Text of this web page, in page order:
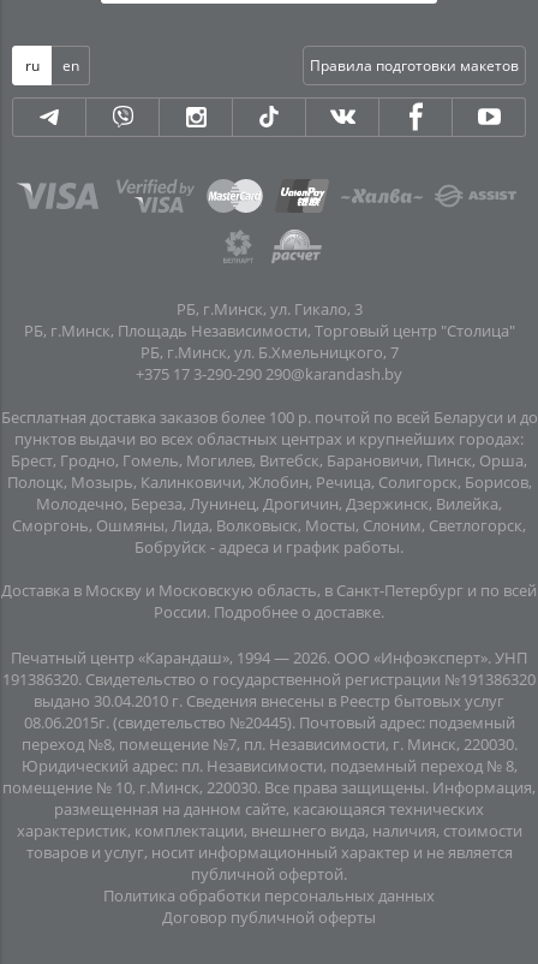
ru en Правила подготовки макетов
РБ, г.Минск, ул. Гикало, 3
РБ, г.Минск, Площадь Независимости, Торговый центр "Столица"
РБ, г.Минск, ул. Б.Хмельницкого, 7
+375 17 3-290-290 290@karandash.by
Бесплатная доставка заказов более 100 р. почтой по всей Беларуси и до
пунктов выдачи во всех областных центрах и крупнейших городах:
Брест, Гродно, Гомель, Могилев, Витебск, Барановичи, Пинск, Орша,
Полоцк, Мозырь, Калинковичи, Жлобин, Речица, Солигорск, Борисов,
Молодечно, Береза, Лунинец, Дрогичин, Дзержинск, Вилейка,
Сморгонь, Ошмяны, Лида, Волковыск, Мосты, Слоним, Светлогорск,
Бобруйск - адреса и график работы.
Доставка в Москву и Московскую область, в Санкт-Петербург и по всей
Росcии. Подробнее о доставке.
Печатный центр «Карандаш», 1994 — 2026. ООО «Инфоэксперт». УНП
191386320. Свидетельство о государственной регистрации №191386320
выдано 30.04.2010 г. Сведения внесены в Реестр бытовых услуг
08.06.2015г. (свидетельство №20445). Почтовый адрес: подземный
переход №8, помещение №7, пл. Независимости, г. Минск, 220030.
Юридический адрес: пл. Независимости, подземный переход № 8,
помещение № 10, г.Минск, 220030. Все права защищены. Информация,
размещенная на данном сайте, касающаяся технических
характеристик, комплектации, внешнего вида, наличия, стоимости
товаров и услуг, носит информационный характер и не является
публичной офертой.
Политика обработки персональных данных
Договор публичной оферты